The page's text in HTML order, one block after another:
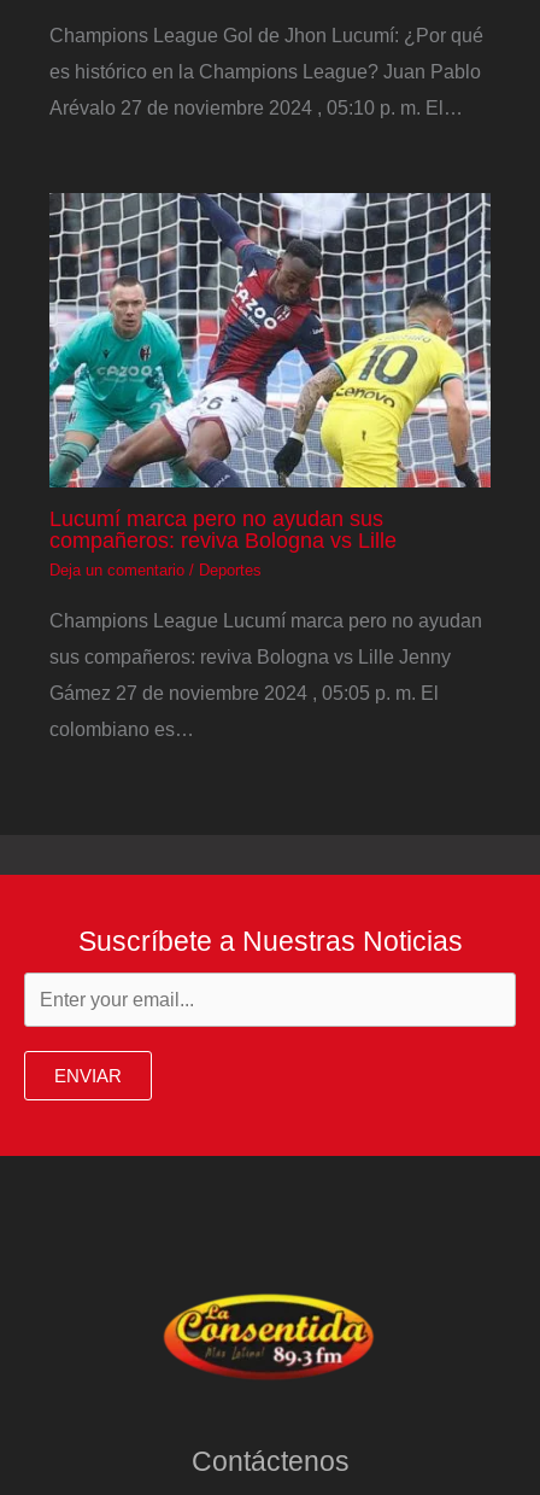
Champions League Gol de Jhon Lucumí: ¿Por qué
es histórico en la Champions League? Juan Pablo
Arévalo 27 de noviembre 2024 , 05:10 p. m. El…
Lucumí marca pero no ayudan sus
compañeros: reviva Bologna vs Lille
Deja un comentario / Deportes
Champions League Lucumí marca pero no ayudan
sus compañeros: reviva Bologna vs Lille Jenny
Gámez 27 de noviembre 2024 , 05:05 p. m. El
colombiano es…
Suscríbete a Nuestras Noticias
ENVIAR
Contáctenos